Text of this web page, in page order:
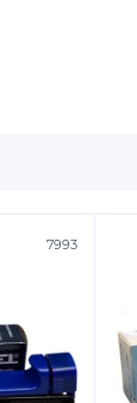
7993